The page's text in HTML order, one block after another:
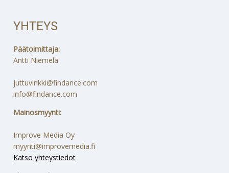
YHTEYS
Päätoimittaja:
Antti Niemelä
juttuvinkki@findance.com
info@findance.com
Mainosmyynti:
Improve Media Oy
myynti@improvemedia.fi
Katso yhteystiedot